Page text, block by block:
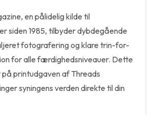
en pålidelig kilde til
siden 1985, tilbyder dybdegående
fotografering og klare trin-for-
for alle færdighedsniveauer. Dette
printudgaven af Threads
syningens verden direkte til din